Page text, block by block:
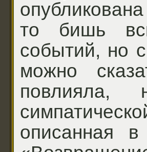
то бишь
событий, но
можно
повлияла,
описанная